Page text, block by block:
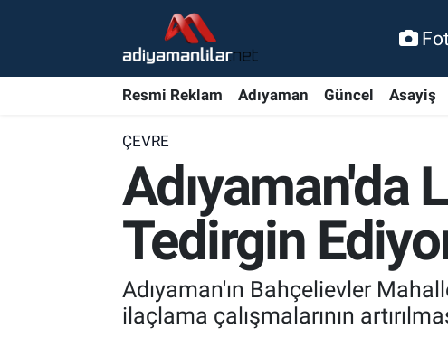
Resmi Reklam Adıyaman Güncel Asayiş
ÇEVRE
Adıyaman'da
Tedirgin
Adıyaman'ın Bahçelievler
ilaçlama çalışmalarının
Bölge Haberleri
Nöbetçi Eczaneler
Adiyaman Namaz Vakitleri
Trafik Durumu
Süper Lig Puan Durumu ve Fikstür
Tüm Manşetler